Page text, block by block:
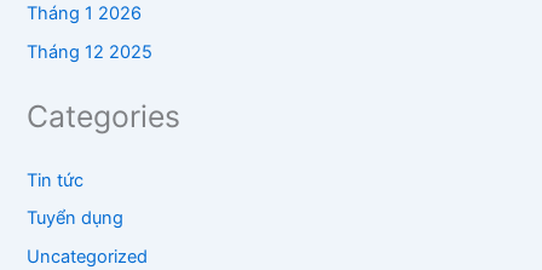
Tháng 1 2026
Tháng 12 2025
Categories
Tin tức
Tuyển dụng
Uncategorized